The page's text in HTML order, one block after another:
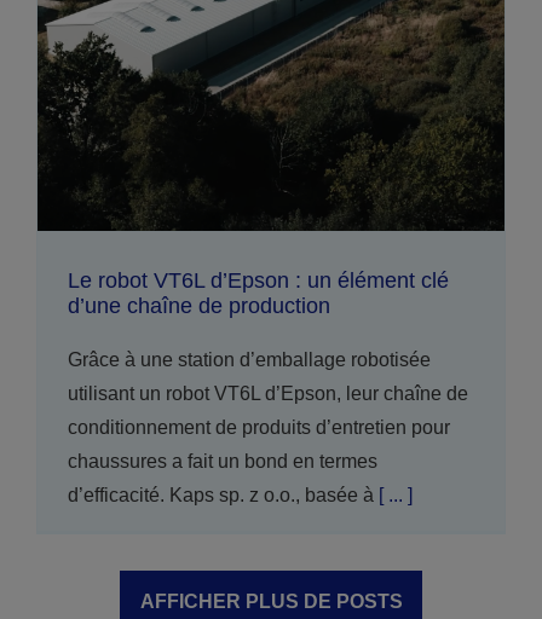
Le robot VT6L d’Epson : un élément clé
d’une chaîne de production
Grâce à une station d’emballage robotisée
utilisant un robot VT6L d’Epson, leur chaîne de
conditionnement de produits d’entretien pour
chaussures a fait un bond en termes
d’efficacité. Kaps sp. z o.o., basée à [ ... ]
AFFICHER PLUS DE POSTS